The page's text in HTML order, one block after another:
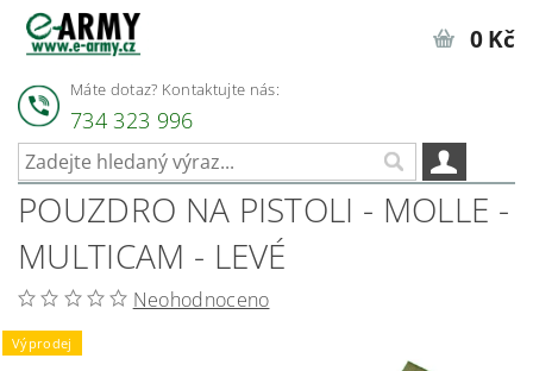
Máte dotaz? Kontaktujte nás:
734 323 996
0 Kč
POUZDRO NA PISTOLI - MOLLE -
MULTICAM - LEVÉ
Neohodnoceno
Výprodej